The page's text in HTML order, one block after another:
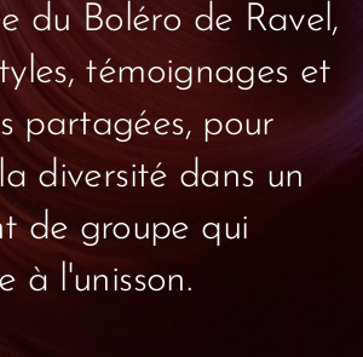
du Boléro de Ravel,
témoignages et
partagées, pour
diversité dans un
de groupe qui
à l'unisson.